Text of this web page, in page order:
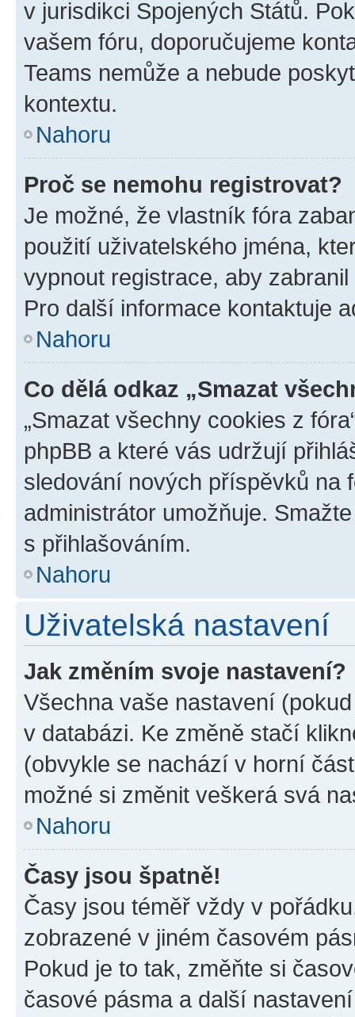
v jurisdikci Spojených Států.
vašem fóru, doporučujeme
Teams nemůže a nebude
kontextu.
Nahoru
Proč se nemohu registrovat?
Je možné, že vlastník fóra
použití uživatelského jména,
vypnout registrace, aby
Pro další informace kontaktuje
Nahoru
Co dělá odkaz „Smazat
„Smazat všechny cookies z
phpBB a které vás udržují
sledování nových příspěvků na
administrátor umožňuje.
s přihlašováním.
Nahoru
Uživatelská nastavení
Jak změním svoje nastavení?
Všechna vaše nastavení
v databázi. Ke změně stačí
(obvykle se nachází v horní
možné si změnit veškerá svá
Nahoru
Časy jsou špatně!
Časy jsou téměř vždy v
zobrazené v jiném časovém
Pokud je to tak, změňte si
časové pásma a další